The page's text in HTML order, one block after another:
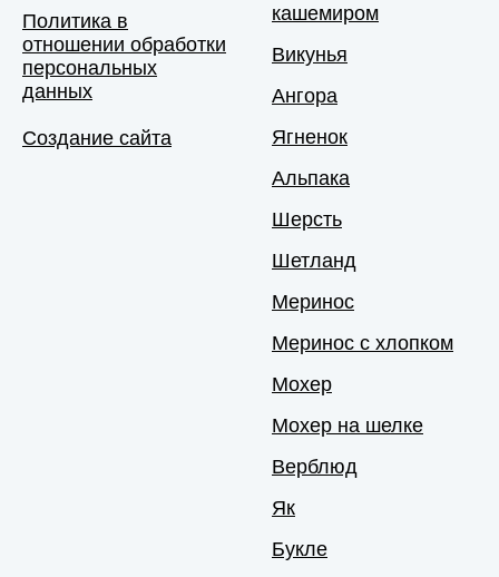
Политика в
отношении обработки
персональных
данных
Создание сайта
кашемиром
Викунья
Ангора
Ягненок
Альпака
Шерсть
Шетланд
Меринос
Меринос с хлопком
Мохер
Мохер на шелке
Верблюд
Як
Букле